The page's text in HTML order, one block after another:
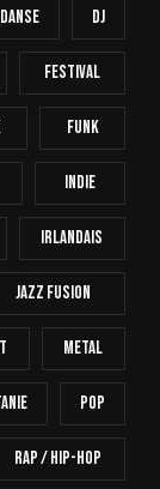
Danse Dj
FESTIVAL
Funk
INDIE
Irlandais
Jazz Fusion
Metal
Pop
Rap / Hip-Hop